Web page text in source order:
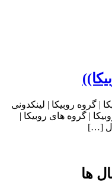
| گروه روبیکا | لینکدونی
| گروه های روبیکا |
[…]
ها